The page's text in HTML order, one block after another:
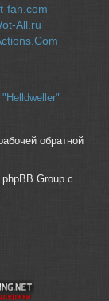
fan.com
All.ru
обратной
Group с